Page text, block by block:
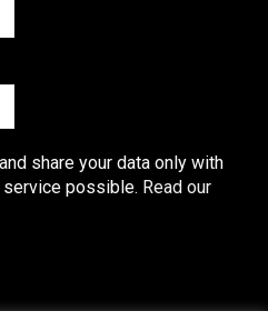
share your data only with
possible. Read our